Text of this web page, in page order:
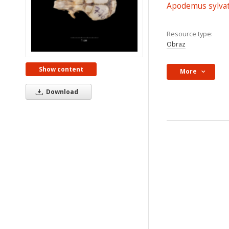
Show content
Download
Apodemus
Resource type:
Obraz
More